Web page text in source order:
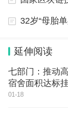
求，建设健康
多学科交叉融
延伸阅读
七部门：推动
宿舍面积达标
01-18